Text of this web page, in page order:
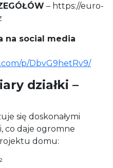
– https://euro-
na social media
p/DbvG9hetRv9/
działki –
się doskonałymi
co daje ogromne
domu: